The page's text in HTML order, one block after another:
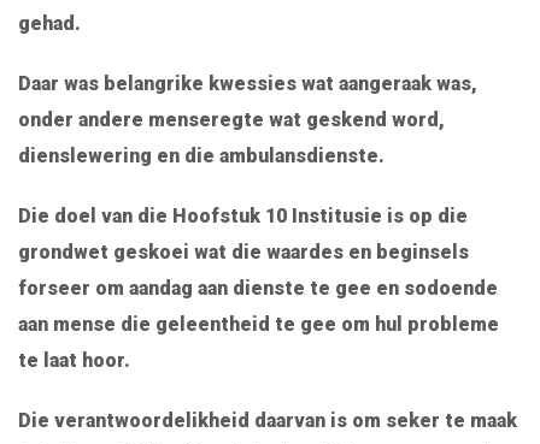
gehad.
Daar was belangrike kwessies wat aangeraak was,
onder andere menseregte wat geskend word,
dienslewering en die ambulansdienste.
Die doel van die Hoofstuk 10 Institusie is op die
grondwet geskoei wat die waardes en beginsels
forseer om aandag aan dienste te gee en sodoende
aan mense die geleentheid te gee om hul probleme
te laat hoor.
Die verantwoordelikheid daarvan is om seker te maak